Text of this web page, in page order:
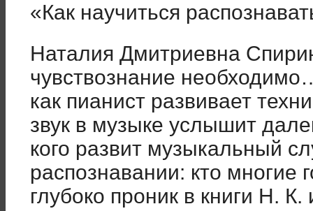
«Как научиться
Наталия Дмитриевна
чувствознание
как пианист развивает
звук в музыке услышит
кого развит музыкальный
распознавании: кто многие
глубоко проник в книги Н.